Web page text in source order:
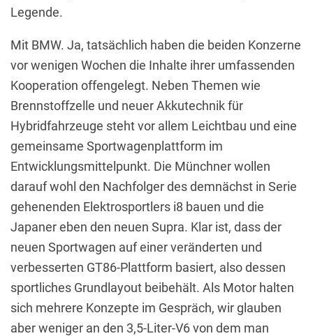
Legende.
Mit BMW. Ja, tatsächlich haben die beiden Konzerne
vor wenigen Wochen die Inhalte ihrer umfassenden
Kooperation offengelegt. Neben Themen wie
Brennstoffzelle und neuer Akkutechnik für
Hybridfahrzeuge steht vor allem Leichtbau und eine
gemeinsame Sportwagenplattform im
Entwicklungsmittelpunkt. Die Münchner wollen
darauf wohl den Nachfolger des demnächst in Serie
gehenenden Elektrosportlers i8 bauen und die
Japaner eben den neuen Supra. Klar ist, dass der
neuen Sportwagen auf einer veränderten und
verbesserten GT86-Plattform basiert, also dessen
sportliches Grundlayout beibehält. Als Motor halten
sich mehrere Konzepte im Gespräch, wir glauben
aber weniger an den 3,5-Liter-V6 von dem man